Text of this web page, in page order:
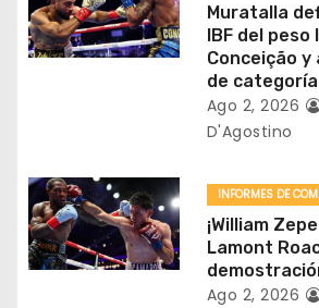
d
e
t
r
Muratalla
IBF del
Conceição
de categoría
Ago 2, 2026
D'Agostino
INFORMES DE
¡William
Lamont
Ago 2, 2026